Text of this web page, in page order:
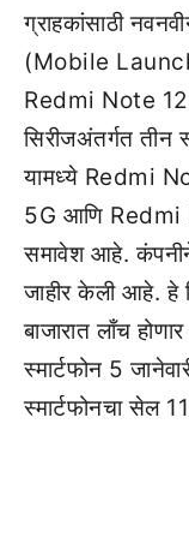
ग्राहकांसाठी
(Mobile
Redmi Note 12
सिरीजअंतर्गत तीन
यामध्ये Redmi
5G आणि Redmi
समावेश आहे. कंपनीने
जाहीर केली आहे. हे
बाजारात लाँच
स्मार्टफोन 5
स्मार्टफोनचा सेल